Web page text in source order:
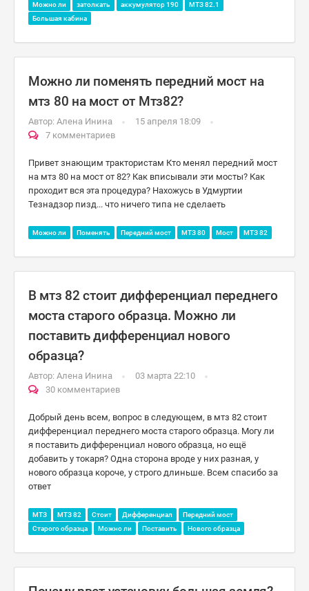
Можно ли затолкать аккумулятор 190
МТЗ 82.1
Большая кабина
Можно ли поменять передний мост на
мтз 80 на мост от Мтз82?
Автор: Алена Инина
15 апреля 18:09
7 комментариев
Привет знающим трактористам Кто менял передний мост
на мтз 80 на мост от 82? Как вписывали эти мосты? Как
проходит вся эта процедура? Нахожусь в Удмуртии
Тезнадзор пизд... что ничего типа не сделаеть
Можно ли Поменять Передний мост МТЗ 80 Мост МТЗ 82
В мтз 82 стоит дифференциал переднего
моста старого образца. Можно ли
поставить дифференциал нового
образца?
Автор: Алена Инина
03 марта 22:10
30 комментариев
Добрый день всем, вопрос в следующем, в мтз 82 стоит
дифференциал переднего моста старого образца. Могу ли
я поставить дифференциал нового образца, но ещё
добавить у токаря? Одна сторона вроде у них разная, у
нового образца короче, у строго длиньше. Всем спасибо за
ответ
МТЗ МТЗ 82 Стоит Дифференциал
Передний мост
Старого образца
Можно ли Поставить Нового образца